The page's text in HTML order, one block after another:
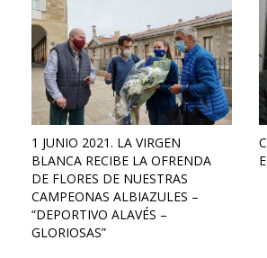
1 JUNIO 2021. LA VIRGEN
BLANCA RECIBE LA OFRENDA
DE FLORES DE NUESTRAS
CAMPEONAS ALBIAZULES –
“DEPORTIVO ALAVÉS –
GLORIOSAS”